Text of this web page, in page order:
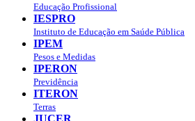
Educação Profissional
IESPRO
Instituto de Educação em Saúde Pública
IPEM
Pesos e Medidas
IPERON
Previdência
ITERON
Terras
JUCER